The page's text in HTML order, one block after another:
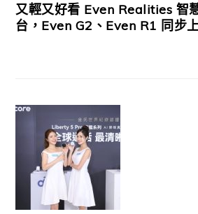
又輕又好看 Even Realities 智
台，Even G2、Even R1 同步